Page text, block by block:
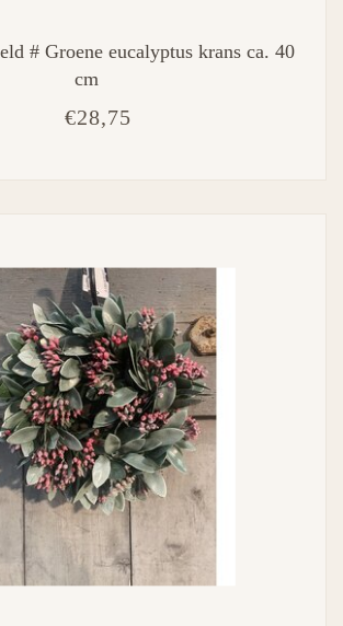
# Groene eucalyptus krans ca. 40
cm
€28,75